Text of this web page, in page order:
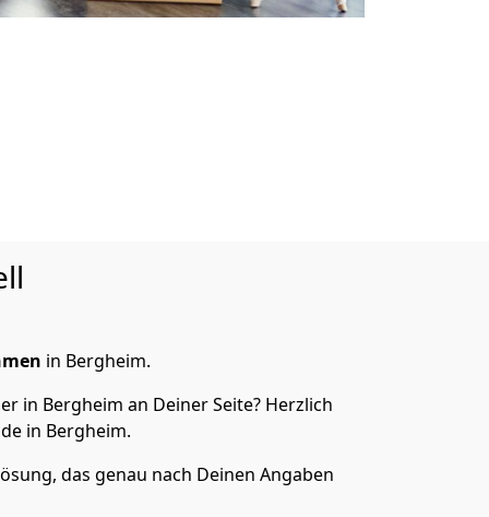
in Bergheim.
in Bergheim an Deiner Seite? Herzlich
in Bergheim.
das genau nach Deinen Angaben